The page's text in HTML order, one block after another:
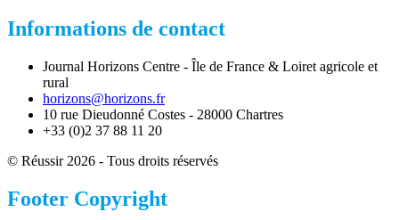
Informations de contact
Journal Horizons Centre - Île de France & Loiret agricole et
rural
horizons@horizons.fr
10 rue Dieudonné Costes - 28000 Chartres
+33 (0)2 37 88 11 20
© Réussir 2026 - Tous droits réservés
Footer Copyright